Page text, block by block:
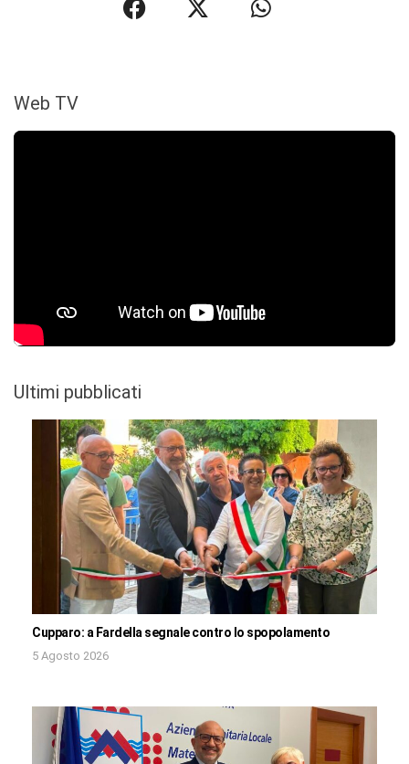
Web TV
Ultimi pubblicati
Cupparo: a Fardella segnale contro lo spopolamento
5 Agosto 2026